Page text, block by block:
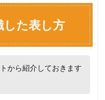
た表し方
から紹介しておきます